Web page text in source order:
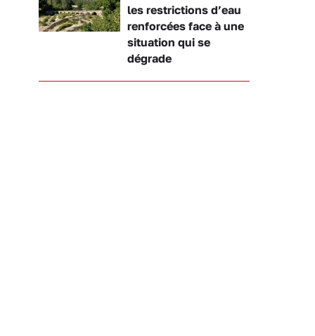
les restrictions d’eau
renforcées face à une
situation qui se
dégrade